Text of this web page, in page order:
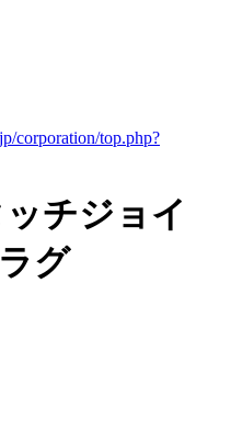
corporation/top.php?
チジョイ
グ